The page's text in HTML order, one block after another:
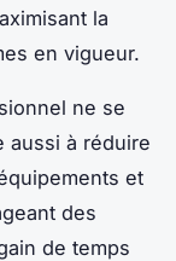
la
en vigueur.
ne se
aussi à réduire
et
des
de temps